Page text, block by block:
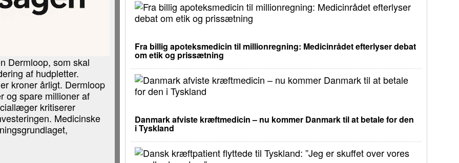
Dermloop, som skal
af hudpletter.
kroner årligt. Dermloop
og spare millioner af
kritiserer
Medicinske
Fra billig apoteksmedicin til millionregning: Medicinrådet efterlyser debat
om etik og prissætning
Danmark afviste kræftmedicin – nu kommer Danmark til at betale for den
i Tyskland